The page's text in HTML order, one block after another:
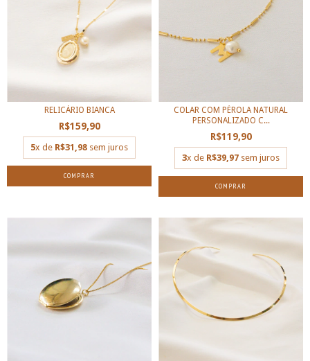
RELICÁRIO BIANCA
R$159,90
5x de R$31,98 sem juros
COMPRAR
COLAR COM PÉROLA NATURAL
PERSONALIZADO C...
R$119,90
3x de R$39,97 sem juros
COMPRAR